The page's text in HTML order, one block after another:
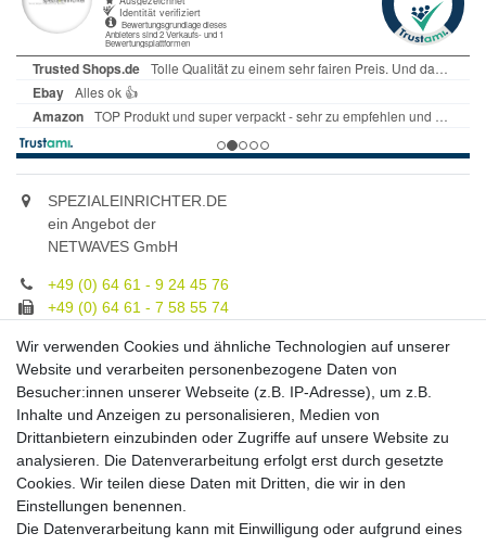
SPEZIALEINRICHTER.DE
ein Angebot der
NETWAVES GmbH
+49 (0) 64 61 - 9 24 45 76
+49 (0) 64 61 - 7 58 55 74
Unsere Fachberatung:
Montag - Freitag, 9.00 - 21.00
Zahlungsmöglichkeiten
Versandkosten
Wir verwenden Cookies und ähnliche Technologien auf unserer
Website und verarbeiten personenbezogene Daten von
Besucher:innen unserer Webseite (z.B. IP-Adresse), um z.B.
Inhalte und Anzeigen zu personalisieren, Medien von
Drittanbietern einzubinden oder Zugriffe auf unsere Website zu
analysieren. Die Datenverarbeitung erfolgt erst durch gesetzte
Cookies. Wir teilen diese Daten mit Dritten, die wir in den
Einstellungen benennen.
Die Datenverarbeitung kann mit Einwilligung oder aufgrund eines